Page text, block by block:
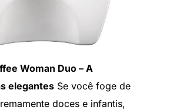
Woman Duo – A
elegantes Se você foge de
doces e infantis,